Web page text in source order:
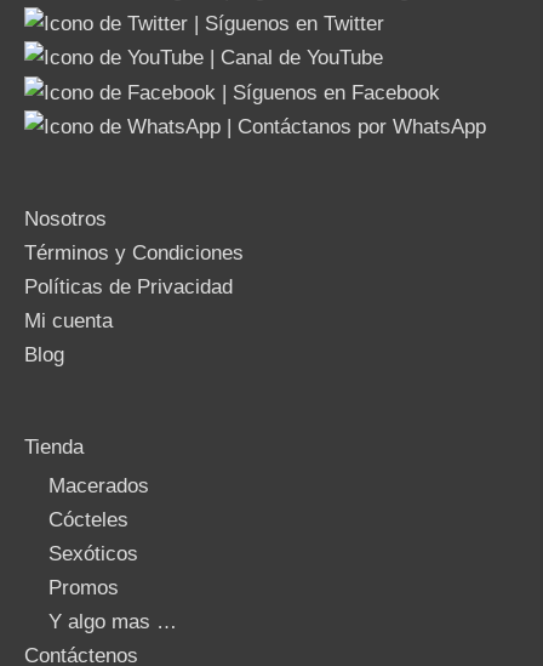
Nosotros
Términos y Condiciones
Políticas de Privacidad
Mi cuenta
Blog
Tienda
Macerados
Cócteles
Sexóticos
Promos
Y algo mas …
Contáctenos